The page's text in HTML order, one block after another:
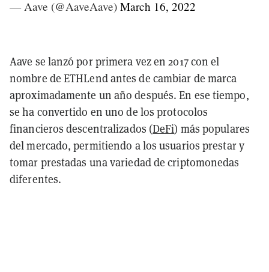
— Aave (@AaveAave) March 16, 2022
Aave se lanzó por primera vez en 2017 con el
nombre de ETHLend antes de cambiar de marca
aproximadamente un año después. En ese tiempo,
se ha convertido en uno de los protocolos
financieros descentralizados (DeFi) más populares
del mercado, permitiendo a los usuarios prestar y
tomar prestadas una variedad de criptomonedas
diferentes.